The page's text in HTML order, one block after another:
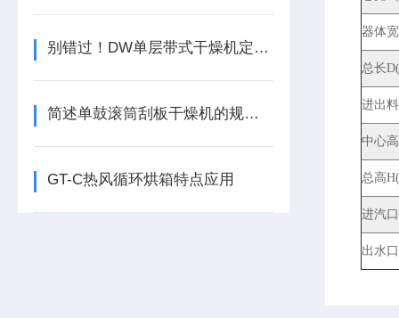
别错过！DW单层带式干燥机定期维护保养的实用方法
简述单鼓滚筒刮板干燥机的规范使用方法
GT-C热风循环烘箱特点应用
器体
总长
进出
中心
总高
进汽
出水